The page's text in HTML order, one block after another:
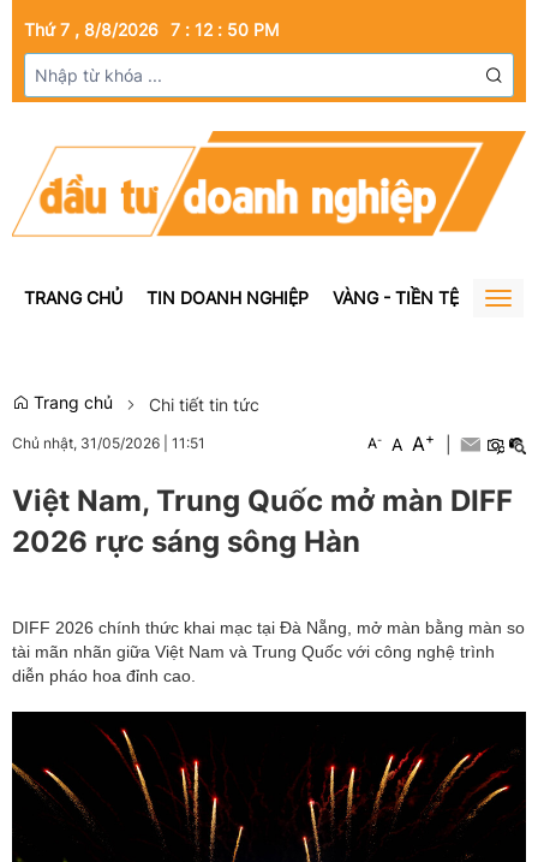
Thứ 7 , 8/8/2026 7 : 12 : 51PM
TRANG CHỦ TIN DOANH NGHIỆP VÀNG - TIỀN TỆ BẤT
Trang chủ Chi tiết tin tức
Chủ nhật, 31/05/2026 11:51 A- A A+
Việt Nam, Trung Quốc mở màn DIFF
2026 rực sáng sông Hàn
DIFF 2026 chính thức khai mạc tại Đà Nẵng, mở màn bằng màn so
tài mãn nhãn giữa Việt Nam và Trung Quốc với công nghệ trình
diễn pháo hoa đỉnh cao.